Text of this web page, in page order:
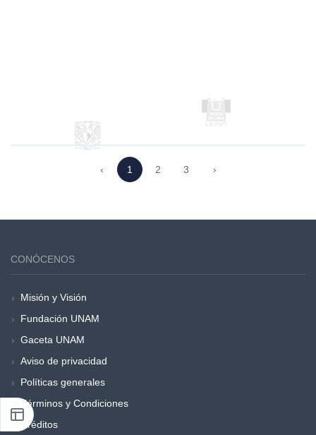
‹ 1 2 3 ›
CONÓCENOS
Misión y Visión
Fundación UNAM
Gaceta UNAM
Aviso de privacidad
Políticas generales
Términos y Condiciones
Créditos